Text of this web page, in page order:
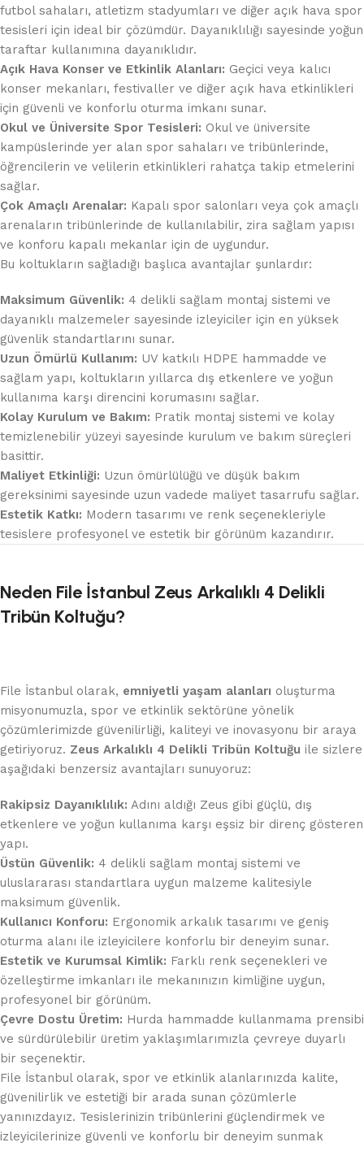
futbol sahaları, atletizm stadyumları ve diğer açık hava spor
tesisleri için ideal bir çözümdür. Dayanıklılığı sayesinde yoğun
taraftar kullanımına dayanıklıdır.
Açık Hava Konser ve Etkinlik Alanları: Geçici veya kalıcı
konser mekanları, festivaller ve diğer açık hava etkinlikleri
için güvenli ve konforlu oturma imkanı sunar.
Okul ve Üniversite Spor Tesisleri: Okul ve üniversite
kampüslerinde yer alan spor sahaları ve tribünlerinde,
öğrencilerin ve velilerin etkinlikleri rahatça takip etmelerini
sağlar.
Çok Amaçlı Arenalar: Kapalı spor salonları veya çok amaçlı
arenaların tribünlerinde de kullanılabilir, zira sağlam yapısı
ve konforu kapalı mekanlar için de uygundur.
Bu koltukların sağladığı başlıca avantajlar şunlardır:
Maksimum Güvenlik: 4 delikli sağlam montaj sistemi ve
dayanıklı malzemeler sayesinde izleyiciler için en yüksek
güvenlik standartlarını sunar.
Uzun Ömürlü Kullanım: UV katkılı HDPE hammadde ve
sağlam yapı, koltukların yıllarca dış etkenlere ve yoğun
kullanıma karşı direncini korumasını sağlar.
Kolay Kurulum ve Bakım: Pratik montaj sistemi ve kolay
temizlenebilir yüzeyi sayesinde kurulum ve bakım süreçleri
basittir.
Maliyet Etkinliği: Uzun ömürlülüğü ve düşük bakım
gereksinimi sayesinde uzun vadede maliyet tasarrufu sağlar.
Estetik Katkı: Modern tasarımı ve renk seçenekleriyle
tesislere profesyonel ve estetik bir görünüm kazandırır.
Neden File İstanbul Zeus Arkalıklı 4 Delikli
Tribün Koltuğu?
File İstanbul olarak, emniyetli yaşam alanları oluşturma
misyonumuzla, spor ve etkinlik sektörüne yönelik
çözümlerimizde güvenilirliği, kaliteyi ve inovasyonu bir araya
getiriyoruz. Zeus Arkalıklı 4 Delikli Tribün Koltuğu ile sizlere
aşağıdaki benzersiz avantajları sunuyoruz:
Rakipsiz Dayanıklılık: Adını aldığı Zeus gibi güçlü, dış
etkenlere ve yoğun kullanıma karşı eşsiz bir direnç gösteren
yapı.
Üstün Güvenlik: 4 delikli sağlam montaj sistemi ve
uluslararası standartlara uygun malzeme kalitesiyle
maksimum güvenlik.
Kullanıcı Konforu: Ergonomik arkalık tasarımı ve geniş
oturma alanı ile izleyicilere konforlu bir deneyim sunar.
Estetik ve Kurumsal Kimlik: Farklı renk seçenekleri ve
özelleştirme imkanları ile mekanınızın kimliğine uygun,
profesyonel bir görünüm.
Çevre Dostu Üretim: Hurda hammadde kullanmama prensibi
ve sürdürülebilir üretim yaklaşımlarımızla çevreye duyarlı
bir seçenektir.
File İstanbul olarak, spor ve etkinlik alanlarınızda kalite,
güvenilirlik ve estetiği bir arada sunan çözümlerle
yanınızdayız. Tesislerinizin tribünlerini güçlendirmek ve
izleyicilerinize güvenli ve konforlu bir deneyim sunmak